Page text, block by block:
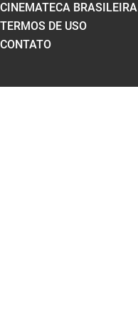
CINEMATECA BRASILEIRA
TERMOS DE USO
CONTATO